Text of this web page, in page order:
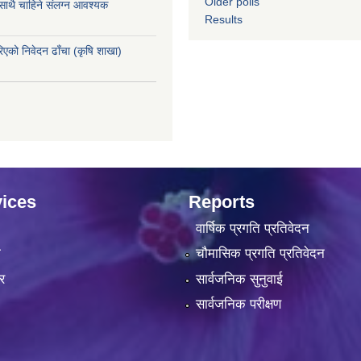
चाहिने संलग्न आवश्यक
निवेदन ढाँचा (कृषि शाखा)
Results
Reports
वार्षिक प्रगति प्रतिवेदन
चौमासिक प्रगति प्रतिवेदन
सार्वजनिक सुनुवाई
सार्वजनिक परीक्षण